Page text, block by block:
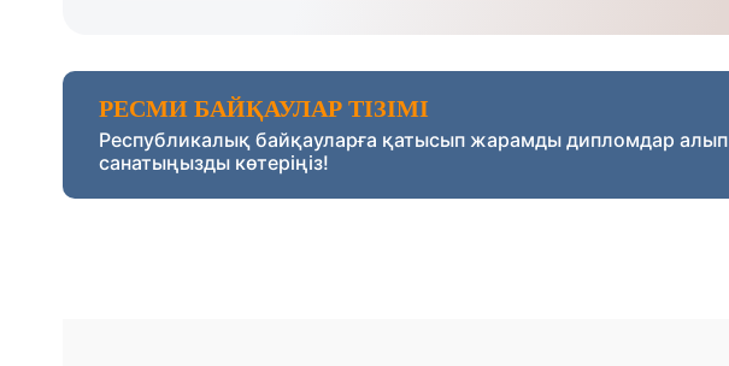
РЕСМИ БАЙҚАУЛАР ТІЗІМІ
Республикалық байқауларға қатысып жарамды дипломдар алып
санатыңызды көтеріңіз!